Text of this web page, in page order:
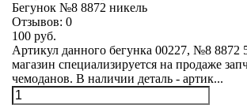
Бегунок №8 8872 никель
Отзывов: 0
100 руб.
Артикул данного бегунка 00227, №8
магазин специализируется на продаже
чемоданов. В наличии деталь - артик...